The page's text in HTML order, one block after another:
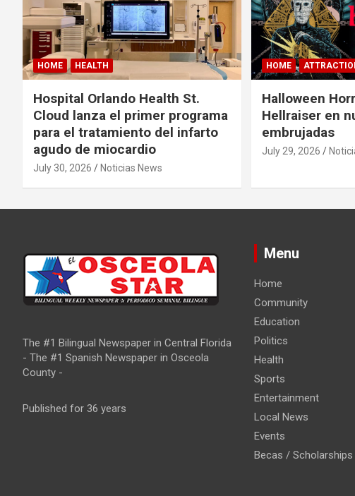
v
i
g
a
o
n
HOME HEALTH
Hospital Orlando Health St.
Cloud lanza el primer programa
para el tratamiento del infarto
agudo de miocardio
July 30, 2026 Noticias News
HOME
Halloween
Hellraiser en
embrujadas
July 29, 2026
The #1 Bilingual Newspaper in Central Florida
- The #1 Spanish Newspaper in Osceola
County -
Published for 36 years
Menu
Home
Community
Education
Politics
Health
Sports
Entertainment
Local News
Events
Becas / Scholarships